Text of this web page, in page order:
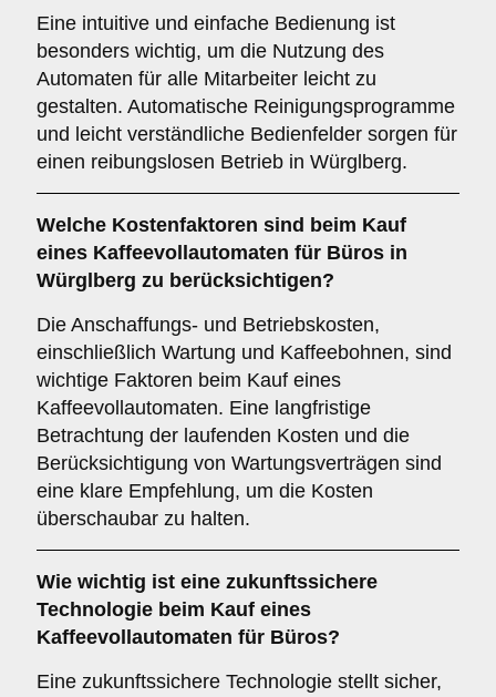
Eine intuitive und einfache Bedienung ist
besonders wichtig, um die Nutzung des
Automaten für alle Mitarbeiter leicht zu
gestalten. Automatische Reinigungsprogramme
und leicht verständliche Bedienfelder sorgen für
einen reibungslosen Betrieb in Würglberg.
Welche Kostenfaktoren sind beim Kauf
eines Kaffeevollautomaten für Büros in
Würglberg zu berücksichtigen?
Die Anschaffungs- und Betriebskosten,
einschließlich Wartung und Kaffeebohnen, sind
wichtige Faktoren beim Kauf eines
Kaffeevollautomaten. Eine langfristige
Betrachtung der laufenden Kosten und die
Berücksichtigung von Wartungsverträgen sind
eine klare Empfehlung, um die Kosten
überschaubar zu halten.
Wie wichtig ist eine zukunftssichere
Technologie beim Kauf eines
Kaffeevollautomaten für Büros?
Eine zukunftssichere Technologie stellt sicher,